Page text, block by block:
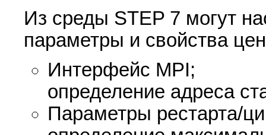
Из среды STEP 7 могут
параметры и свойства
Интерфейс MPI;
определение адреса
Параметры рестарта/